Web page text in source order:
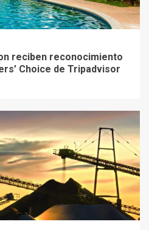
reciben reconocimiento
Choice de Tripadvisor